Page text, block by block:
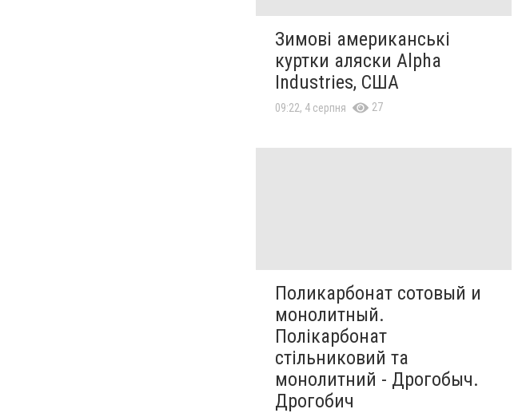
Зимові американські
куртки аляски Alpha
Industries, США
09:22, 4 серпня 27
Поликарбонат сотовый и
монолитный.
Полікарбонат
стільниковий та
монолитний - Дрогобыч.
Дрогобич